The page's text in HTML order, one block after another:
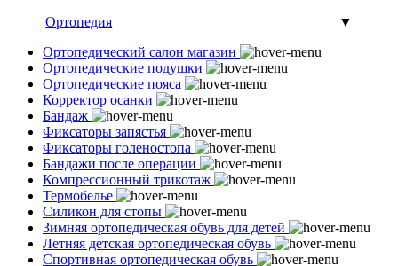
Ортопедия
▼
Ортопедический салон магазин
Ортопедические подушки
Ортопедические пояса
Корректор осанки
Бандаж
Фиксаторы запястья
Фиксаторы голеностопа
Бандажи после операции
Компрессионный трикотаж
Термобелье
Силикон для стопы
Зимняя ортопедическая обувь для детей
Летняя детская ортопедическая обувь
Спортивная ортопедическая обувь